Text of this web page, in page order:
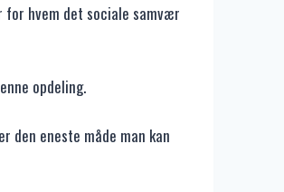
for hvem det sociale samvær
opdeling.
den eneste måde man kan